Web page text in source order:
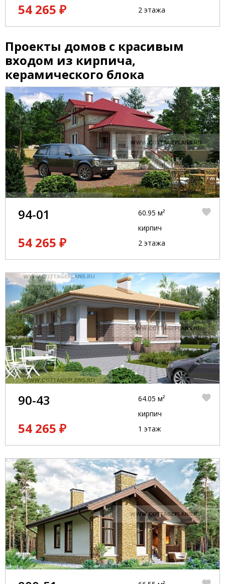
54 265 ₽
2 этажа
Проекты домов с красивым
входом из кирпича,
керамического блока
94-01
54 265 ₽
60.95 м²
кирпич
2 этажа
90-43
54 265 ₽
64.05 м²
кирпич
1 этаж